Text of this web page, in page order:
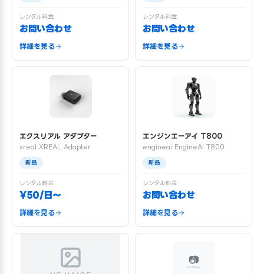
レンタル料金
お問い合わせ
詳細を見る
レンタル料金
お問い合わせ
詳細を見る
エクスリアル アダプター
xreal XREAL Adapter
新品
レンタル料金
¥50/日〜
詳細を見る
エンジンエーアイ T800
engineai EngineAI T800
新品
レンタル料金
お問い合わせ
詳細を見る